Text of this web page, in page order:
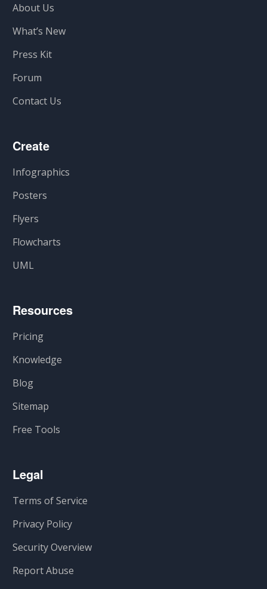
About Us
What’s New
Press Kit
Forum
Contact Us
Create
Infographics
Posters
Flyers
Flowcharts
UML
Resources
Pricing
Knowledge
Blog
Sitemap
Free Tools
Legal
Terms of Service
Privacy Policy
Security Overview
Report Abuse